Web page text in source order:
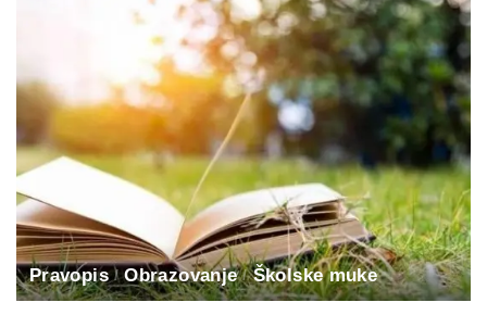
Pravopis Obrazovanje Školske muke